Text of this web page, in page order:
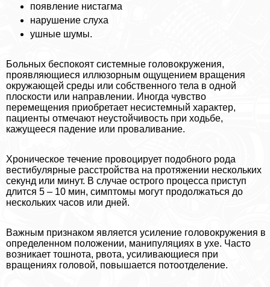
появление нистагма
нарушение слуха
ушные шумы.
Больных беспокоят системные головокружения,
проявляющиеся иллюзорным ощущением вращения
окружающей среды или собственного тела в одной
плоскости или направлении. Иногда чувство
перемещения приобретает несистемный хаpaктер,
пациенты отмечают неустойчивость при ходьбе,
кажущееся падение или проваливание.
Хроническое течение провоцирует подобного рода
вестибулярные расстройства на протяжении нескольких
секунд или минут. В случае острого процесса приступ
длится 5 – 10 мин, симптомы могут продолжаться до
нескольких часов или дней.
Важным признаком является усиление головокружения в
определенном положении, манипуляциях в ухе. Часто
возникает тошнота, рвота, усиливающиеся при
вращениях головой, повышается потоотделение.